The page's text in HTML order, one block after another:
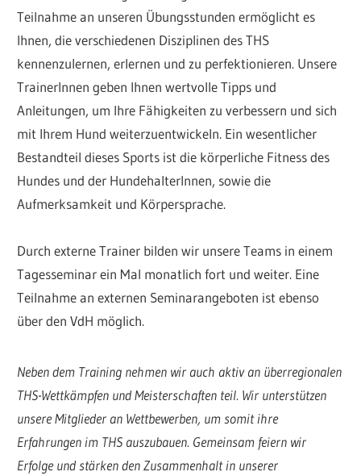
Teilnahme an unseren Übungsstunden ermöglicht es
Ihnen, die verschiedenen Disziplinen des THS
kennenzulernen, erlernen und zu perfektionieren. Unsere
TrainerInnen geben Ihnen wertvolle Tipps und
Anleitungen, um Ihre Fähigkeiten zu verbessern und sich
mit Ihrem Hund weiterzuentwickeln. Ein wesentlicher
Bestandteil dieses Sports ist die körperliche Fitness des
Hundes und der HundehalterInnen, sowie die
Aufmerksamkeit und Körpersprache.
Durch externe Trainer bilden wir unsere Teams in einem
Tagesseminar ein Mal monatlich fort und weiter. Eine
Teilnahme an externen Seminarangeboten ist ebenso
über den VdH möglich.
Neben dem Training nehmen wir auch aktiv an überregionalen
THS-Wettkämpfen und Meisterschaften teil. Wir unterstützen
unsere Mitglieder an Wettbewerben, um somit ihre
Erfahrungen im THS auszubauen. Gemeinsam feiern wir
Erfolge und stärken den Zusammenhalt in unserer